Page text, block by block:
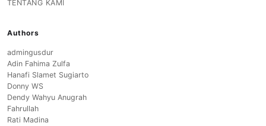
TENTANG KAMI
Authors
admingusdur
Adin Fahima Zulfa
Hanafi Slamet Sugiarto
Donny WS
Dendy Wahyu Anugrah
Fahrullah
Rati Madina